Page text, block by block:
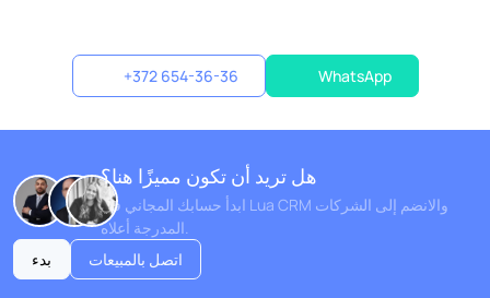
+372 654-36-36 WhatsApp
هل تريد أن تكون مميزًا هنا؟
ابدأ حسابك المجاني في Lua CRM والانضم إلى الشركات
بدء
اتصل بالمبيعات